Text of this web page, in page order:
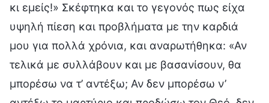
κι εμείς!» Σκέφτηκα και το γεγονός πως είχα
υψηλή πίεση και προβλήματα με την καρδιά
μου για πολλά χρόνια, και αναρωτήθηκα: «Αν
τελικά με συλλάβουν και με βασανίσουν, θα
μπορέσω να τ’ αντέξω; Αν δεν μπορέσω ν’